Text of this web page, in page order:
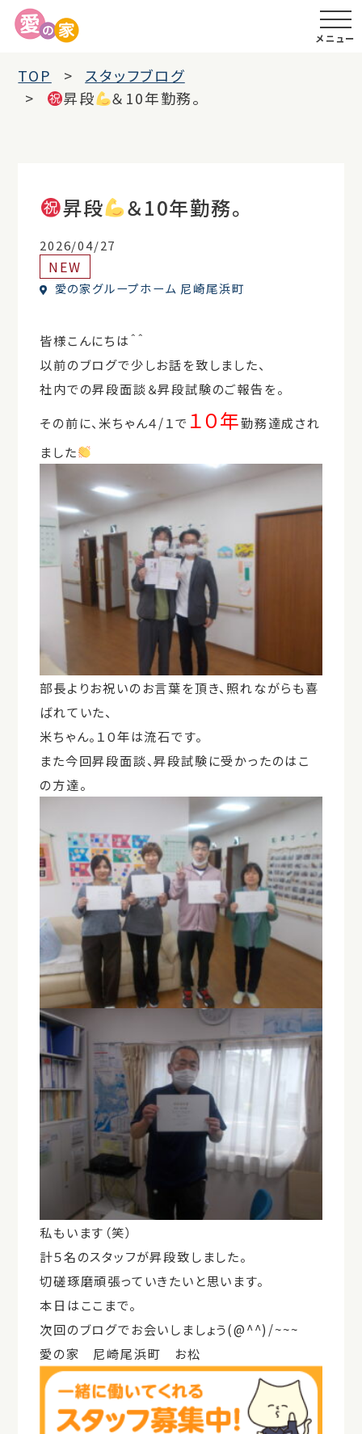
メニュー
TOP
スタッフブログ
昇段
＆10年勤務。
昇段 ＆10年勤務。
2026/04/27
NEW
愛の家グループホーム 尼崎尾浜町
皆様こんにちは＾＾
以前のブログで少しお話を致しました、
社内での昇段面談＆昇段試験のご報告を。
その前に、米ちゃん４/１で １０年勤務達成され
ました
部長よりお祝いのお言葉を頂き、照れながらも喜
ばれていた、
米ちゃん。１０年は流石です。
また今回昇段面談、昇段試験に受かったのはこ
の方達。
私もいます（笑）
計５名のスタッフが昇段致しました。
切磋琢磨頑張っていきたいと思います。
本日はここまで。
次回のブログでお会いしましょう(@^^)/~~~
愛の家 尼崎尾浜町 お松